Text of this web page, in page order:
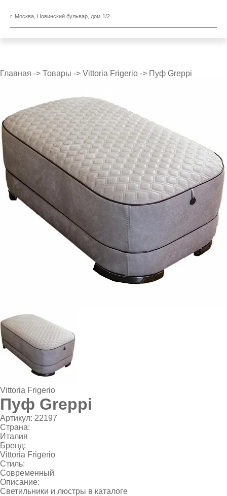
г. Москва, Новинский бульвар, дом 1/2
Главная -> Товары -> Vittoria Frigerio -> Пуф Greppi
Vittoria Frigerio
Пуф Greppi
Артикул: 22197
Страна:
Италия
Бренд:
Vittoria Frigerio
Стиль:
Современный
Описание:
Светильники и люстры в каталоге